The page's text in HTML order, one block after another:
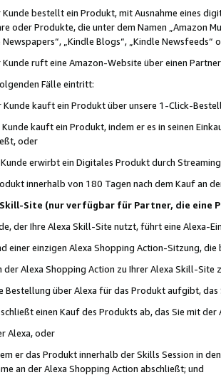
bestellt ein Produkt, mit Ausnahme eines
oder Produkte, die unter dem Namen „Amazon
Newspapers“, „Kindle Blogs“, „Kindle Newsfeeds“
ruft eine Amazon-Website über einen
Fälle eintritt:
kauft ein Produkt über unsere 1-Click-
kauft ein Produkt, indem er es in seinen
oder
erwirbt ein Digitales Produkt durch
innerhalb von 180 Tagen nach dem Kauf an
Site (nur verfügbar für Partner, die eine
der Ihre Alexa Skill-Site nutzt, führt eine Alexa-
einer einzigen Alexa Shopping Action-Sitzung,
Alexa Shopping Action zu Ihrer Alexa Skill-Site
über Alexa für das Produkt aufgibt, das
einen Kauf des Produkts ab, das Sie mit
Alexa, oder
er das Produkt innerhalb der Skills Session in
an der Alexa Shopping Action abschließt; und